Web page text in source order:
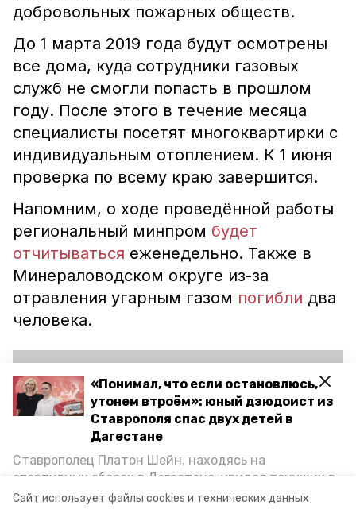
Сайт использует файлы cookies и технических данных
«Понимал, что если остановлюсь,
утонем втроём»: юный дзюдоист из
Ставрополя спас двух детей в
Дагестане
Ставрополец Платон Шейн, находясь на
спортивных сборах в Дегестане, увидел тонущих в
Каспийском море детей и бросился на помощь. По
добровольных пожарных обществ.
До 1 марта 2019 года будут осмотрены
все дома, куда сотрудники газовых
служб не смогли попасть в прошлом
году. После этого в течение месяца
специалисты посетят многоквартирки с
индивидуальным отоплением. К 1 июня
проверка по всему краю завершится.
Напомним, о ходе проведённой работы
региональный минпром будет
отчитываться еженедельно. Также в
Минераловодском округе из-за
отравления угарным газом погибли два
человека.
Play
Video